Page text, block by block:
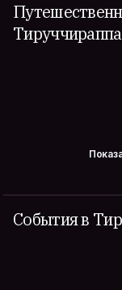
События в